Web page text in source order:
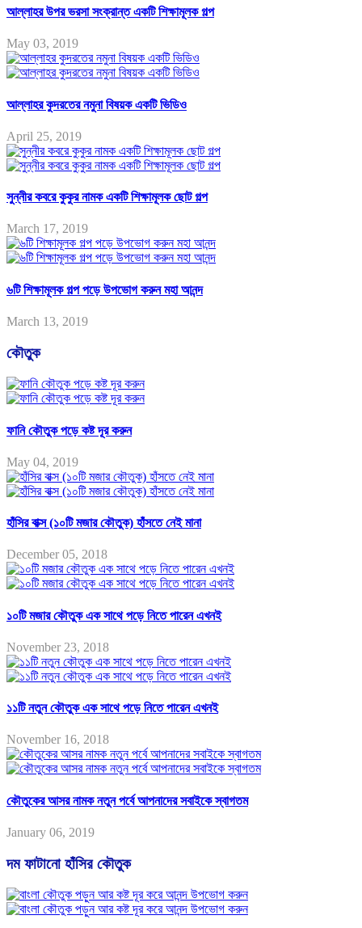
আল্লাহর উপর ভরসা সংক্রান্ত একটি শিক্ষামূলক গল্প
May 03, 2019
আল্লাহর কুদরতের নমুনা বিষয়ক একটি ভিডিও
April 25, 2019
সুন্নীর কবরে কুকুর নামক একটি শিক্ষামূলক ছোট গল্প
March 17, 2019
৬টি শিক্ষামূলক গল্প পড়ে উপভোগ করুন মহা আনন্দ
March 13, 2019
কৌতুক
ফানি কৌতুক পড়ে কষ্ট দূর করুন
May 04, 2019
হাঁসির বাক্স (১০টি মজার কৌতুক) হাঁসতে নেই মানা
December 05, 2018
১০টি মজার কৌতুক এক সাথে পড়ে নিতে পারেন এখনই
November 23, 2018
১১টি নতুন কৌতুক এক সাথে পড়ে নিতে পারেন এখনই
November 16, 2018
কৌতুকের আসর নামক নতুন পর্বে আপনাদের সবাইকে স্বাগতম
January 06, 2019
দম ফাটানো হাঁসির কৌতুক